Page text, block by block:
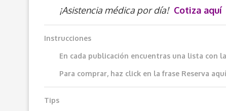
¡Asistencia médica por día! Cotiza aquí
Instrucciones
En cada publicación encuentras una lista con
Para comprar, haz click en la frase Reserva aquí
Tips